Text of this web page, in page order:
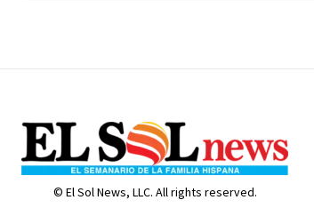
© El Sol News, LLC. All rights reserved.